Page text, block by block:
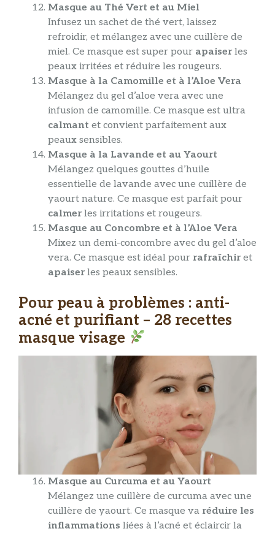
Masque au Thé Vert et au Miel
Infusez un sachet de thé vert, laissez
refroidir, et mélangez avec une cuillère de
miel. Ce masque est super pour apaiserles
peaux irritées et réduire les rougeurs.
Masque à la Camomille et à l’Aloe Vera
Mélangez du gel d’aloe vera avec une
infusion de camomille. Ce masque est ultra
calmant et convient parfaitement aux
peaux sensibles.
Masque à la Lavande et au Yaourt
Mélangez quelques gouttes d’huile
essentielle de lavande avec une cuillère de
yaourt nature. Ce masque est parfait pour
calmerles irritations et rougeurs.
Masque au Concombre et à l’Aloe Vera
Mixez un demi-concombre avec du gel d’aloe
vera. Ce masque est idéal pour rafraîchiret
apaiserles peaux sensibles.
Pour peau à problèmes : anti-
acné et purifiant – 28 recettes
masque visage
Masque au Curcuma et au Yaourt
Mélangez une cuillère de curcuma avec une
cuillère de yaourt. Ce masque va réduire les
inflammations liées à l’acné et éclaircir la